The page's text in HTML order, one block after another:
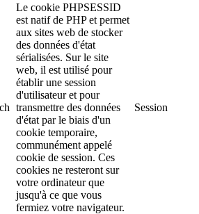
Le cookie PHPSESSID
est natif de PHP et permet
aux sites web de stocker
des données d'état
sérialisées. Sur le site
web, il est utilisé pour
établir une session
d'utilisateur et pour
transmettre des données
d'état par le biais d'un
cookie temporaire,
communément appelé
cookie de session. Ces
cookies ne resteront sur
votre ordinateur que
jusqu'à ce que vous
fermiez votre navigateur.
Session